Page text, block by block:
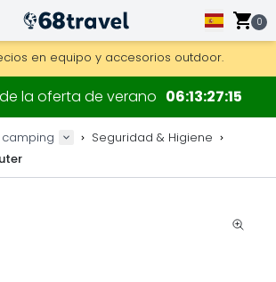
0
90 días para mapas de madera
en equipo y accesorios outdoor.
la oferta de verano 06132715
Seguridad & Higiene